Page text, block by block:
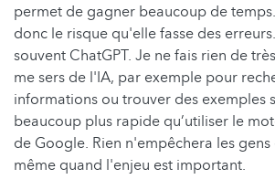
permet de gagner beaucoup de
donc le risque qu'elle fasse des
souvent ChatGPT. Je ne fais rien de
me sers de l'IA, par exemple pour
informations ou trouver des exemples
beaucoup plus rapide qu’utiliser le
de Google. Rien n'empêchera les
même quand l'enjeu est important.